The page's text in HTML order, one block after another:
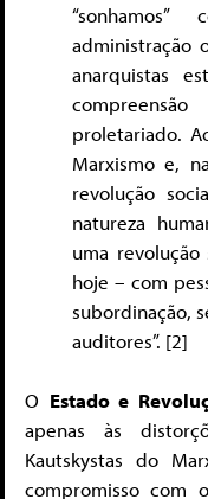
administração
anarquistas
proletariado.
Marxismo e,
revolução
natureza
uma
hoje – com
subordinação,
auditores”. [2]
O Estado e
apenas às
Kautskystas do
compromisso com